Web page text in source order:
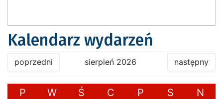
Kalendarz wydarzeń
poprzedni sierpień 2026 następny
P W Ś C P S N